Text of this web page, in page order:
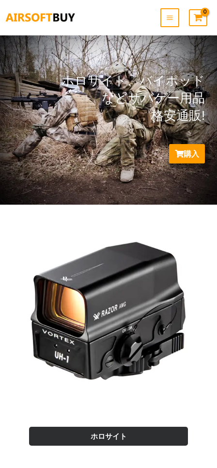
を
ス
キ
ッ
プ
ホロサイト、バイポッド
などサバゲー用品
格安通販!
購入
ホロサイト